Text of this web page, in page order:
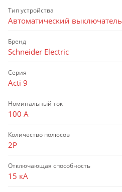
Тип устройства
Автоматический выключатель
Бренд
Schneider Electric
Серия
Acti 9
Номинальный ток
100 А
Количество полюсов
2P
Отключающая способность
15 кА